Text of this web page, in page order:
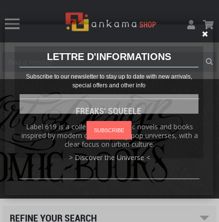
LETTRE D'INFORMATIONS
Subscribe to our newsletter to stay up to date with new arrivals,
special offers and other info
SUBSCRIBE
FREAKS' SQUEELE
Label 619 is a collection of graphic novels and books
inspired by modern contemporary pop universes, with a
clear focus on urban culture.
> Discover the Universe <
REFINE YOUR SEARCH